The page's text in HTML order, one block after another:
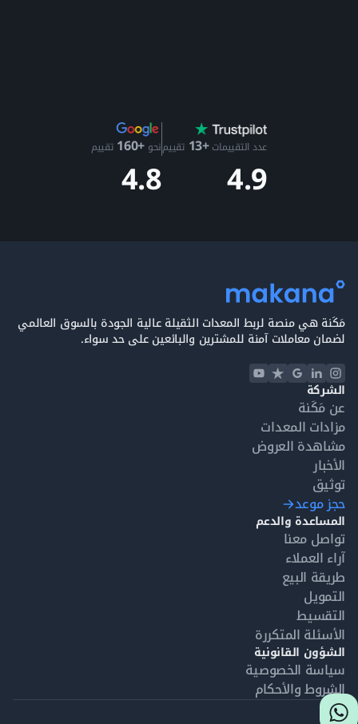
عدد التقييمات+13 تقييم
4.9
نحو +160 تقييم
4.8
مَكَنة هي منصة لربط المعدات الثقيلة عالية الجودة بالسوق العالمي
لضمان معاملات آمنة للمشترين والبائعين على حد سواء.
الشركة
عن مَكَنة
مزادات المعدات
مشاهدة العروض
الأخبار
توثيق
حجز موعد
المساعدة والدعم
تواصل معنا
آراء العملاء
طريقة البيع
التمويل
التقسيط
الأسئلة المتكررة
الشؤون القانونية
سياسة الخصوصية
الشروط والأحكام